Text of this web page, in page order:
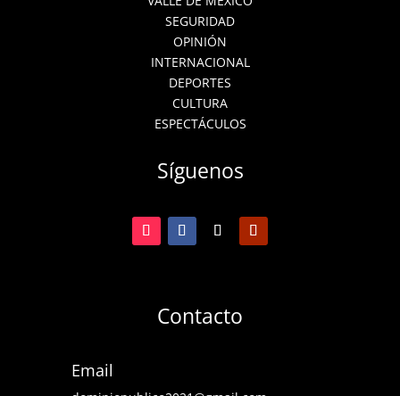
SEGURIDAD
OPINIÓN
INTERNACIONAL
DEPORTES
CULTURA
ESPECTÁCULOS
Síguenos
Contacto
Email